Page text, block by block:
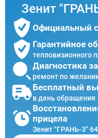
Зенит
Официальный
Гарантийное
тепловизионного
Диагностика
ремонт по
Бесплатный
в день обращения
прицела
Зенит "ГРАНЬ-3"